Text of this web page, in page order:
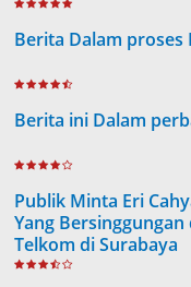
Berita Dalam proses
Berita ini Dalam
Publik Minta Eri
Yang
Telkom di Surabaya